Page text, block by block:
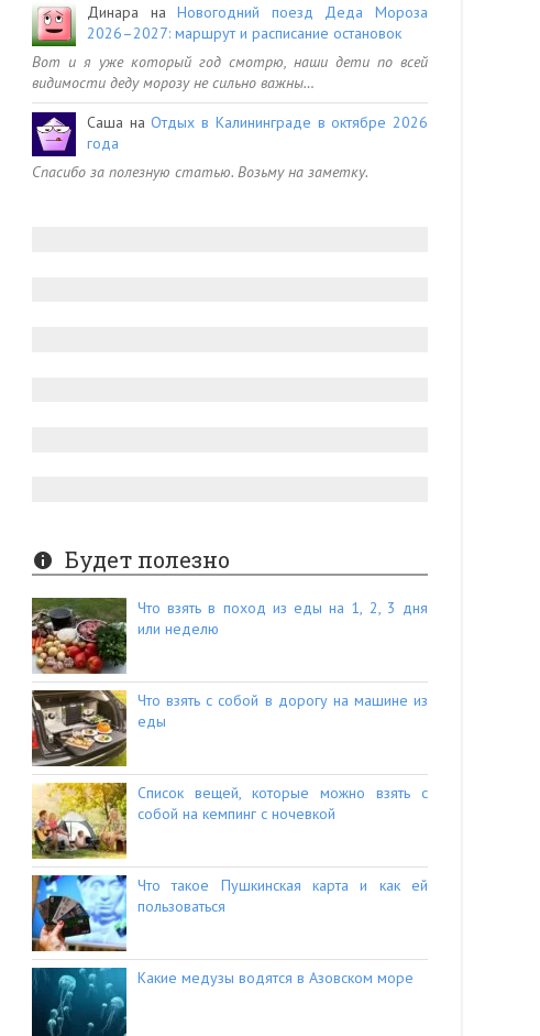
Динара наНовогодний поезд Деда Мороза
2026–2027: маршрут и расписание остановок
Вот и я уже который год смотрю, наши дети по всей
видимости деду морозу не сильно важны…
Саша наОтдых в Калининграде в октябре 2026
года
Спасибо за полезную статью. Возьму на заметку.
Будет полезно
Что взять в поход из еды на 1, 2, 3 дня
или неделю
Что взять с собой в дорогу на машине из
еды
Список вещей, которые можно взять с
собой на кемпинг с ночевкой
Что такое Пушкинская карта и как ей
пользоваться
Какие медузы водятся в Азовском море